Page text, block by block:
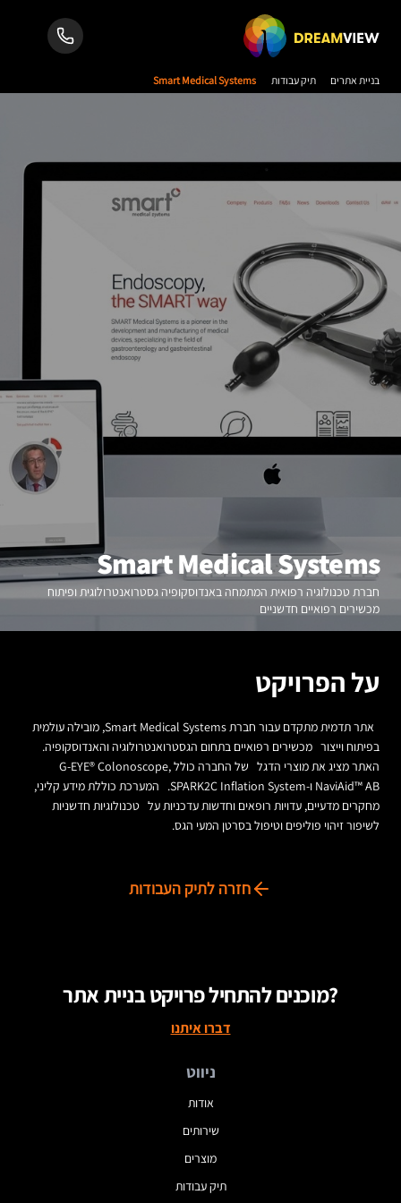
בניית אתרים תיק עבודות Smart Medical Systems
Smart Medical Systems
חברת טכנולוגיה רפואית המתמחה באנדוסקופיה גסטרואנטרולוגית ופיתוח
מכשירים רפואיים חדשניים
על הפרויקט
אתר תדמית מתקדם עבור חברת Smart Medical Systems, מובילה עולמית
בפיתוח וייצור מכשירים רפואיים בתחום הגסטרואנטרולוגיה והאנדוסקופיה.
האתר מציג את מוצרי הדגל של החברה כולל G-EYE® Colonoscope,
NaviAid™ AB ו-SPARK2C Inflation System. המערכת כוללת מידע קליני,
מחקרים מדעיים, עדויות רופאים וחדשות עדכניות על טכנולוגיות חדשניות
לשיפור זיהוי פוליפים וטיפול בסרטן המעי הגס.
חזרה לתיק העבודות
מוכנים להתחיל פרויקט בניית אתר?
דברו איתנו
ניווט
אודות
שירותים
מוצרים
תיק עבודות